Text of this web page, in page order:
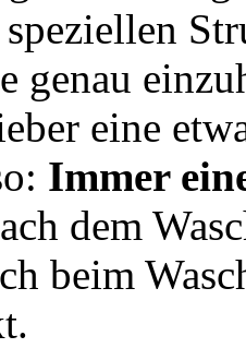
speziellen
genau
eine
Immer
dem
beim